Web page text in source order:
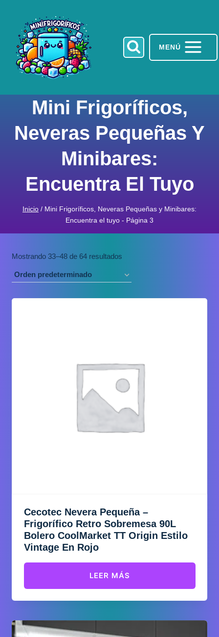
contenido
MENÚ
Mini Frigoríficos,
Neveras Pequeñas Y
Minibares:
Encuentra El Tuyo
Inicio / Mini Frigoríficos, Neveras Pequeñas y Minibares:
Encuentra el tuyo - Página 3
Mostrando 33–48 de 64 resultados
Cecotec Nevera Pequeña –
Frigorífico Retro Sobremesa 90L
Bolero CoolMarket TT Origin Estilo
Vintage En Rojo
LEER MÁS